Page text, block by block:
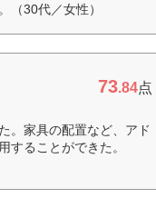
（30代／女性）
73.84点
。家具の配置など、アド
することができた。